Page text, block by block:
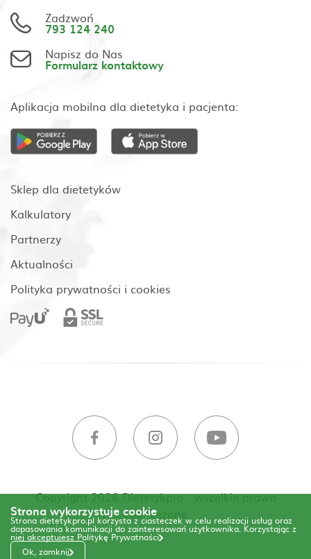
Zadzwoń
793 124 240
Napisz do Nas
Formularz kontaktowy
Aplikacja mobilna dla dietetyka i pacjenta:
Sklep dla dietetyków
Kalkulatory
Partnerzy
Aktualności
Polityka prywatności i cookies
Copyright 2026 Dietetykpro - wszelkie prawa
zastrzeżone
Strona wykorzystuje cookie
Strona dietetykpro.pl korzysta z ciasteczek w celu realizacji usług oraz
dopasowania komunikacji do zainteresowań użytkownika. Korzystając z
niej akceptujesz Politykę Prywatności
Ok, zamknij